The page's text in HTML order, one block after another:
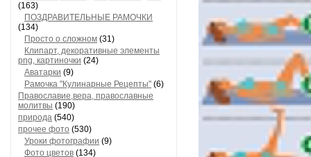
(163)
ПОЗДРАВИТЕЛЬНЫЕ РАМОЧКИ
(134)
Просто о сложном (31)
Клипарт, декоративные элементы
png, картиночки (24)
Аватарки (9)
Рамочка "Кулинарные Рецепты" (6)
Православие,вера, православные
молитвы (190)
природа (540)
прочее фото (530)
Уроки фотографии (9)
Фото цветов (134)